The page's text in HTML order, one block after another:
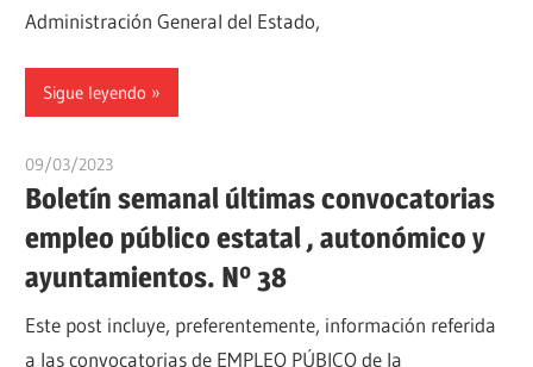
Administración General del Estado,
Sigue leyendo
09/03/2023
Boletín semanal últimas convocatorias
empleo público estatal , autonómico y
ayuntamientos. Nº 38
Este post incluye, preferentemente, información referida
a las convocatorias de EMPLEO PÚBICO de la